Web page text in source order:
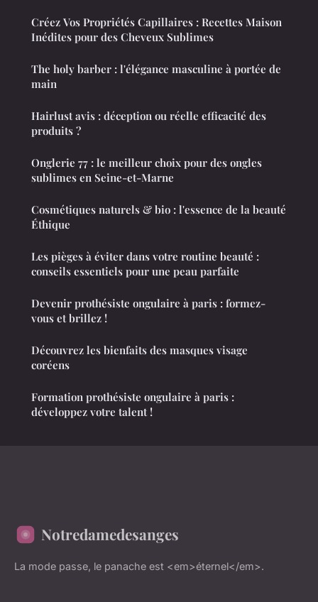
Créez Vos Propriétés Capillaires : Recettes Maison
Inédites pour des Cheveux Sublimes
The holy barber : l'élégance masculine à portée de
main
Hairlust avis : déception ou réelle efficacité des
produits ?
Onglerie 77 : le meilleur choix pour des ongles
sublimes en Seine-et-Marne
Cosmétiques naturels & bio : l'essence de la beauté
Éthique
Les pièges à éviter dans votre routine beauté :
conseils essentiels pour une peau parfaite
Devenir prothésiste ongulaire à paris : formez-
vous et brillez !
Découvrez les bienfaits des masques visage
coréens
Formation prothésiste ongulaire à paris :
développez votre talent !
Notredamedesanges
La mode passe, le panache est <em>éternel</em>.